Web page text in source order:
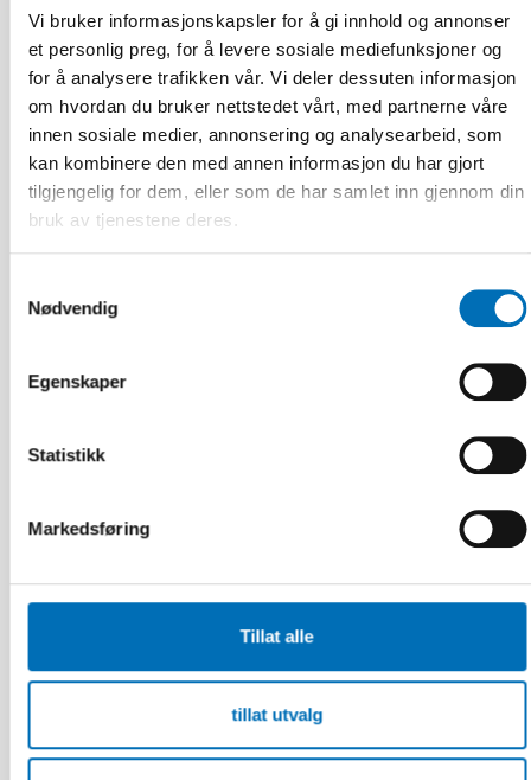
Vi bruker informasjonskapsler for å gi innhold og annonser
et personlig preg, for å levere sosiale mediefunksjoner og
for å analysere trafikken vår. Vi deler dessuten informasjon
om hvordan du bruker nettstedet vårt, med partnerne våre
innen sosiale medier, annonsering og analysearbeid, som
kan kombinere den med annen informasjon du har gjort
tilgjengelig for dem, eller som de har samlet inn gjennom din
bruk av tjenestene deres.
Nødvendig
Egenskaper
Statistikk
Markedsføring
Tillat alle
tillat utvalg
FUNKSJONSHINDER
Unga med funktionsnedsättning efterlyser
tydligare information om fri rörlighet